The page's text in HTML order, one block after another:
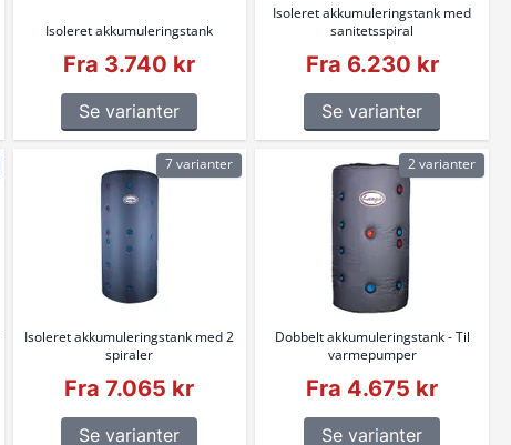
Isoleret akkumuleringstank
Fra 3.740 kr
Se varianter
Isoleret akkumuleringstank med
sanitetsspiral
Fra 6.230 kr
Se varianter
Isoleret akkumuleringstank med 2
spiraler
Fra 7.065 kr
Se varianter
7 varianter
Dobbelt akkumuleringstank - Til
varmepumper
Fra 4.675 kr
Se varianter
2 varianter